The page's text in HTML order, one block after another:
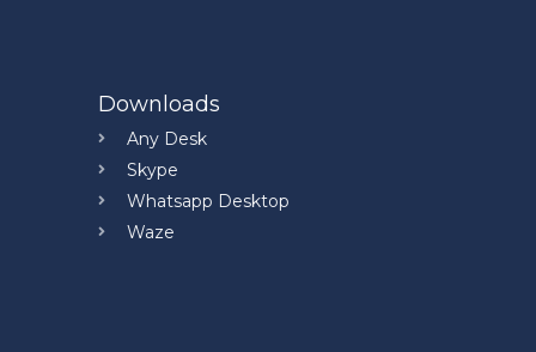
Downloads
Any Desk
Skype
Whatsapp Desktop
Waze